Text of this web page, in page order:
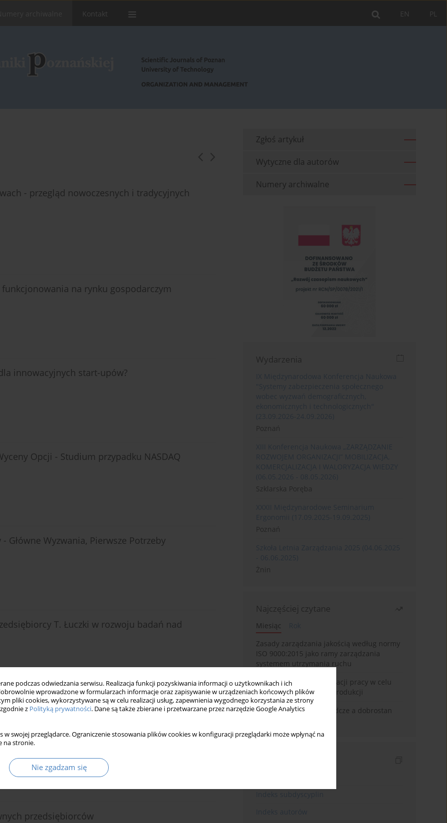
podczas odwiedzania serwisu. Realizacja funkcji pozyskiwania informacji o użytkownikach i ich
wprowadzone w formularzach informacje oraz zapisywanie w urządzeniach końcowych plików
pliki cookies, wykorzystywane są w celu realizacji usług, zapewnienia wygodnego korzystania ze strony
z Polityką prywatności. Dane są także zbierane i przetwarzane przez narzędzie Google Analytics
w swojej przeglądarce. Ograniczenie stosowania plików cookies w konfiguracji przeglądarki może wpłynąć na
na stronie.
Nie zgadzam się
PL
EN
Kontakt
- przegląd nowoczesnych i tradycyjnych
na rynku gospodarczym
innowacyjnych start-upów?
Opcji - Studium przypadku NASDAQ
Główne Wyzwania, Pierwsze Potrzeby
T. Łuczki w rozwoju badań nad
małymi i średnimi przedsiębiorstwami
przedsiębiorców
Zgłoś artykuł
Wytyczne dla autorów
Numery archiwalne
Wydarzenia
Poznań
Szklarska Poręba
Poznań
Żnin
Najczęściej czytane
Miesiąc
Zasady zarządzania jakością według normy
ISO 9000:2015 jako ramy zarządzania
systemem utrzymania ruchu
Zastosowanie standaryzacji pracy w celu
poprawy efektywności produkcji
Wybrane praktyki zarządcze a dobrostan